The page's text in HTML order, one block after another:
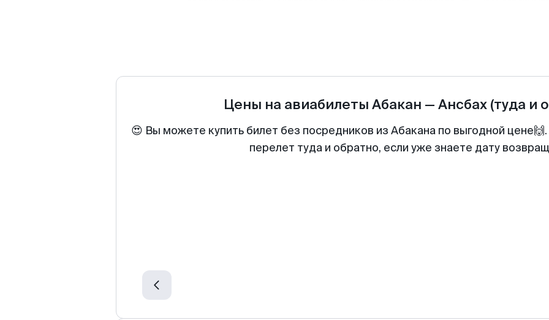
Цены на авиабилеты Абакан — Ансбах (туда и
😍 Вы можете купить билет без посредников из Абакана по выгодной
перелет туда и обратно, если уже знаете дату